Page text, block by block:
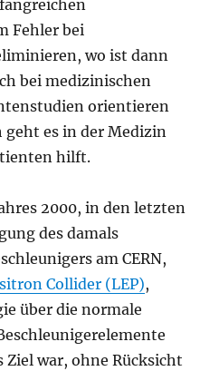
Fehler bei
wo ist dann
bei medizinischen
orientieren
geht es in der Medizin
hilft.
2000, in den letzten
des damals
am CERN,
Collider (LEP),
über die normale
Ziel war, ohne Rücksicht